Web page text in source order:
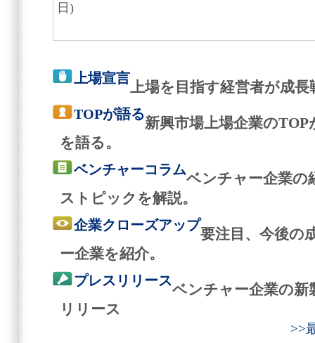
日)
上場宣言
上場を目指す経営者が成
TOPが語る
新興市場上場企業の
を語る。
ベンチャーコラム
ベンチャー企業の
ストピックを解説。
企業クローズアップ
要注目、今後の
ー企業を紹介。
プレスリリース
ベンチャー企業の新
リリース
>>